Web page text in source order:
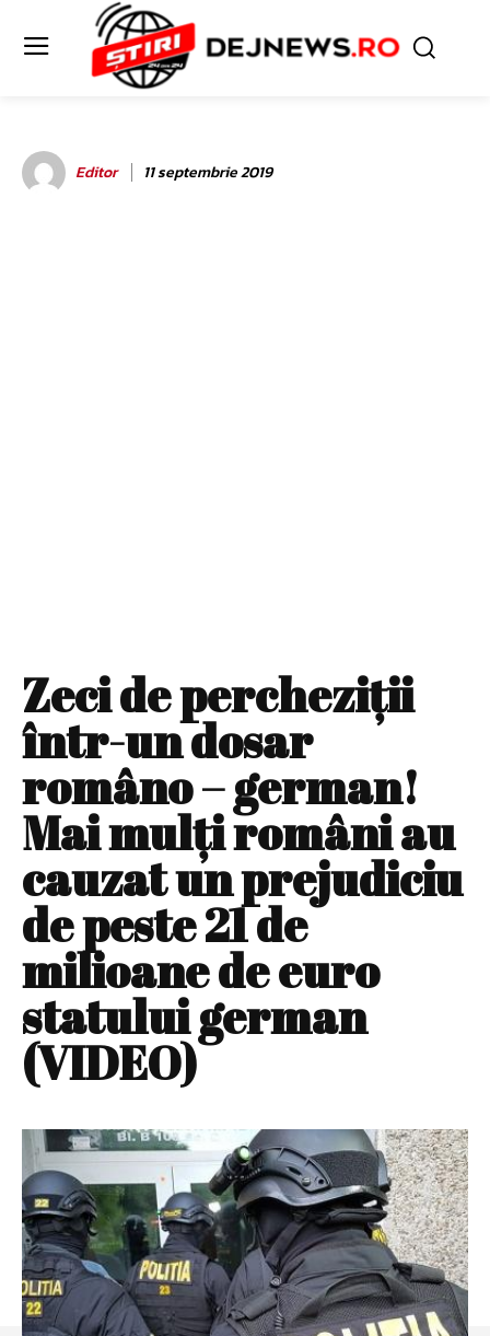
Editor 11 septembrie 2019
Zeci de percheziţii
într-un dosar
româno – german!
Mai mulţi români au
cauzat un prejudiciu
de peste 21 de
milioane de euro
statului german
(VIDEO)